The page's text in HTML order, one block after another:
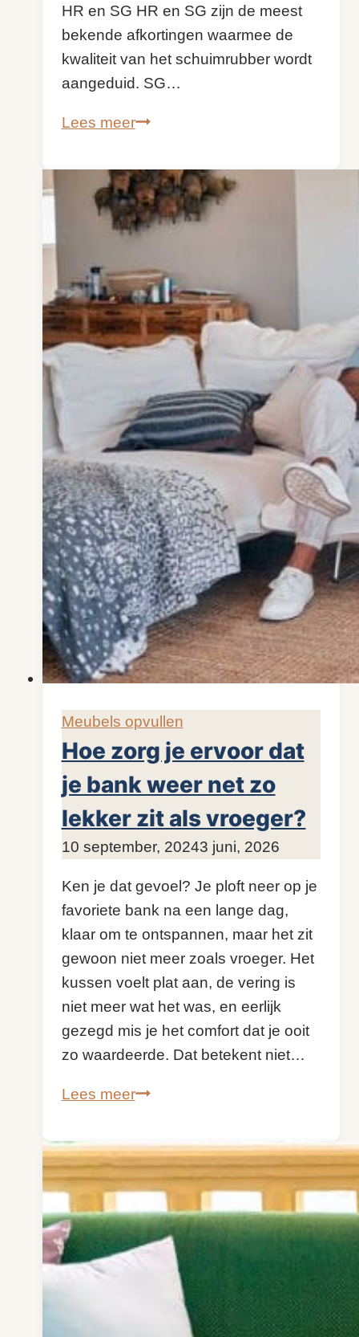
HR en SG HR en SG zijn de meest
bekende afkortingen waarmee de
kwaliteit van het schuimrubber wordt
aangeduid. SG…
Lees meerWelke
kiezen
Meubels opvullen
Hoe zorg je ervoor dat
je bank weer net zo
lekker zit als vroeger?
DoorKijkopMeubelen.nl
10 september, 20243 juni, 2026
Ken je dat gevoel? Je ploft neer op je
favoriete bank na een lange dag,
klaar om te ontspannen, maar het zit
gewoon niet meer zoals vroeger. Het
kussen voelt plat aan, de vering is
niet meer wat het was, en eerlijk
gezegd mis je het comfort dat je ooit
zo waardeerde. Dat betekent niet…
Lees meerHoe
je
ervoor
dat
je
bank